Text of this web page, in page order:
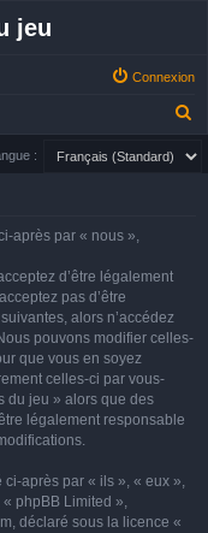
jeu
Connexion
:
après par « nous »,
d’être légalement
pas d’être
alors n’accédez
pouvons modifier celles-
que vous en soyez
celles-ci par vous-
du jeu » alors que des
légalement responsable
après par « ils », « eux »,
phpBB Limited »,
déclaré sous la licence «